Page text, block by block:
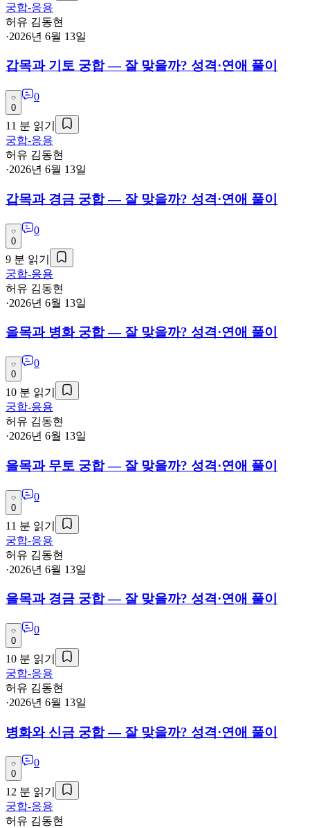
궁합-응용
허유 김동현
·2026년 6월 13일
갑목과 기토 궁합 — 잘 맞을까? 성격·연애 풀이
0
0
11 분 읽기
궁합-응용
허유 김동현
·2026년 6월 13일
갑목과 경금 궁합 — 잘 맞을까? 성격·연애 풀이
0
0
9 분 읽기
궁합-응용
허유 김동현
·2026년 6월 13일
을목과 병화 궁합 — 잘 맞을까? 성격·연애 풀이
0
0
10 분 읽기
궁합-응용
허유 김동현
·2026년 6월 13일
을목과 무토 궁합 — 잘 맞을까? 성격·연애 풀이
0
0
11 분 읽기
궁합-응용
허유 김동현
·2026년 6월 13일
을목과 경금 궁합 — 잘 맞을까? 성격·연애 풀이
0
0
10 분 읽기
궁합-응용
허유 김동현
·2026년 6월 13일
병화와 신금 궁합 — 잘 맞을까? 성격·연애 풀이
0
0
12 분 읽기
궁합-응용
허유 김동현